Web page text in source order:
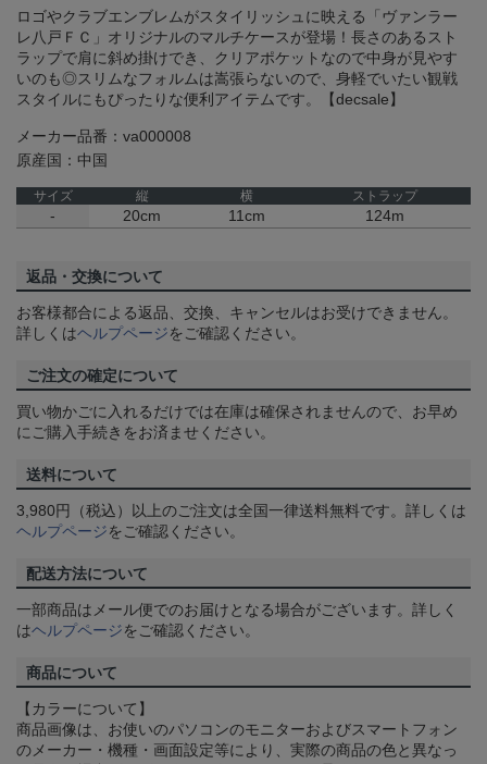
ロゴやクラブエンブレムがスタイリッシュに映える「ヴァンラー
レ八戸ＦＣ」オリジナルのマルチケースが登場！長さのあるスト
ラップで肩に斜め掛けでき、クリアポケットなので中身が見やす
いのも◎スリムなフォルムは嵩張らないので、身軽でいたい観戦
スタイルにもぴったりな便利アイテムです。【decsale】
メーカー品番：va000008
原産国：中国
サイズ 縦 横 ストラップ
- 20cm 11cm 124m
返品・交換について
お客様都合による返品、交換、キャンセルはお受けできません。
詳しくはヘルプページをご確認ください。
ご注文の確定について
買い物かごに入れるだけでは在庫は確保されませんので、お早め
にご購入手続きをお済ませください。
送料について
3,980円（税込）以上のご注文は全国一律送料無料です。詳しくは
ヘルプページをご確認ください。
配送方法について
一部商品はメール便でのお届けとなる場合がございます。詳しく
はヘルプページをご確認ください。
商品について
【カラーについて】
商品画像は、お使いのパソコンのモニターおよびスマートフォン
のメーカー・機種・画面設定等により、実際の商品の色と異なっ